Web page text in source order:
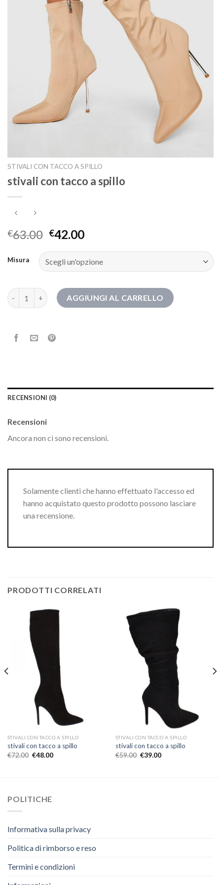
STIVALI CON TACCO A SPILLO
stivali con tacco a spillo
€63.00 €42.00
Misura
stivali con tacco a spillo quantità
AGGIUNGI AL CARRELLO
RECENSIONI (0)
Recensioni
Ancora non ci sono recensioni.
Solamente clienti che hanno effettuato l'accesso ed
hanno acquistato questo prodotto possono lasciare
una recensione.
PRODOTTI CORRELATI
STIVALI CON TACCO A SPILLO
stivali con tacco a spillo
€72.00 €48.00
STIVALI CON TACCO A SPILLO
stivali con tacco a spillo
€59.00 €39.00
POLITICHE
Informativa sulla privacy
Politica di rimborso e reso
Termini e condizioni